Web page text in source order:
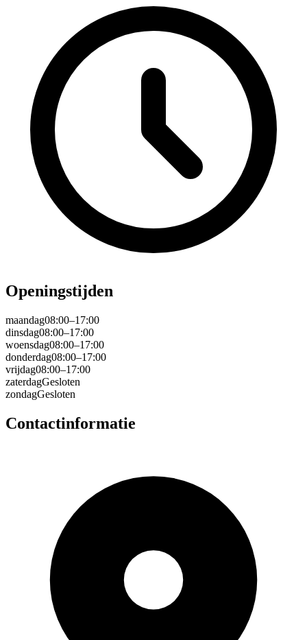
Openingstijden
maandag08:00–17:00
dinsdag08:00–17:00
woensdag08:00–17:00
donderdag08:00–17:00
vrijdag08:00–17:00
zaterdagGesloten
zondagGesloten
Contactinformatie